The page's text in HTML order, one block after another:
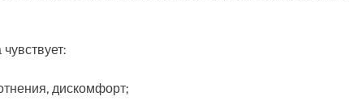
дискомфорт;